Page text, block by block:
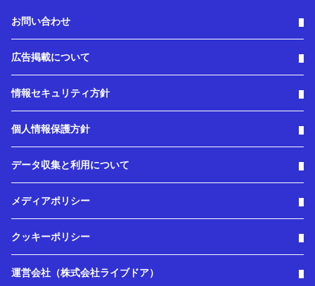
お問い合わせ
広告掲載について
情報セキュリティ方針
個人情報保護方針
データ収集と利用について
メディアポリシー
クッキーポリシー
運営会社（株式会社ライブドア）